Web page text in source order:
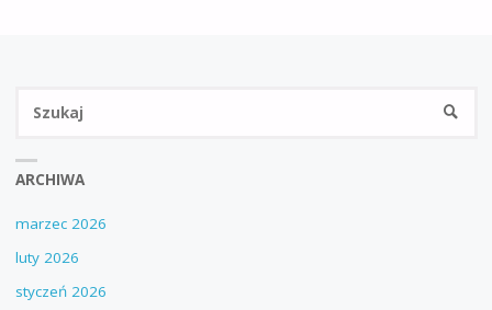
ARCHIWA
marzec 2026
luty 2026
styczeń 2026